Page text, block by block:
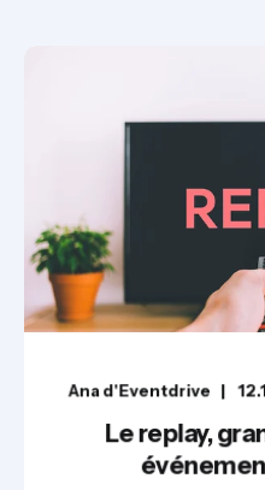
Ana d'Eventdrive
Le replay,